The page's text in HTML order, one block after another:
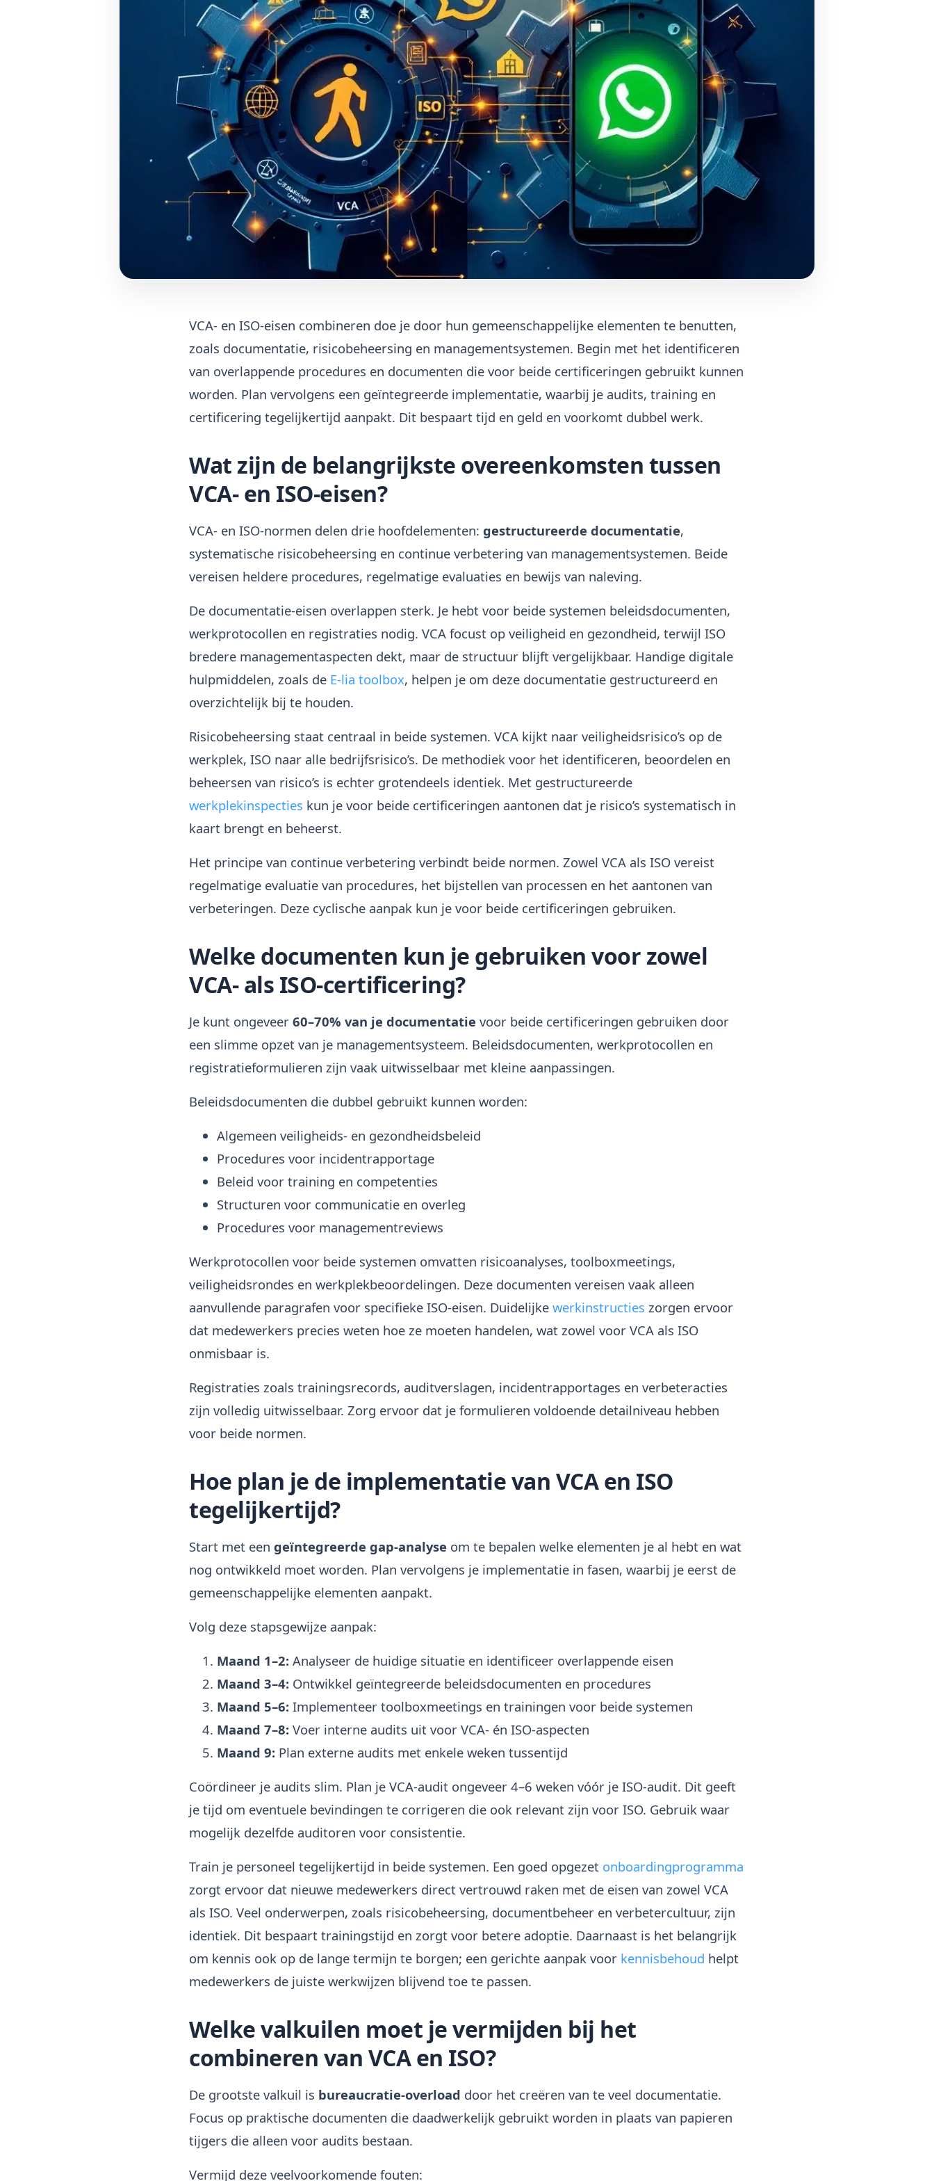
VCA- en ISO-eisen combineren doe je door hun gemeenschappelijke elementen te benutten,
zoals documentatie, risicobeheersing en managementsystemen. Begin met het identificeren
van overlappende procedures en documenten die voor beide certificeringen gebruikt kunnen
worden. Plan vervolgens een geïntegreerde implementatie, waarbij je audits, training en
certificering tegelijkertijd aanpakt. Dit bespaart tijd en geld en voorkomt dubbel werk.
Wat zijn de belangrijkste overeenkomsten tussen
VCA- en ISO-eisen?
VCA- en ISO-normen delen drie hoofdelementen: gestructureerde documentatie,
systematische risicobeheersing en continue verbetering van managementsystemen. Beide
vereisen heldere procedures, regelmatige evaluaties en bewijs van naleving.
De documentatie-eisen overlappen sterk. Je hebt voor beide systemen beleidsdocumenten,
werkprotocollen en registraties nodig. VCA focust op veiligheid en gezondheid, terwijl ISO
bredere managementaspecten dekt, maar de structuur blijft vergelijkbaar. Handige digitale
hulpmiddelen, zoals de E-lia toolbox, helpen je om deze documentatie gestructureerd en
overzichtelijk bij te houden.
Risicobeheersing staat centraal in beide systemen. VCA kijkt naar veiligheidsrisico’s op de
werkplek, ISO naar alle bedrijfsrisico’s. De methodiek voor het identificeren, beoordelen en
beheersen van risico’s is echter grotendeels identiek. Met gestructureerde
werkplekinspecties kun je voor beide certificeringen aantonen dat je risico’s systematisch in
kaart brengt en beheerst.
Het principe van continue verbetering verbindt beide normen. Zowel VCA als ISO vereist
regelmatige evaluatie van procedures, het bijstellen van processen en het aantonen van
verbeteringen. Deze cyclische aanpak kun je voor beide certificeringen gebruiken.
Welke documenten kun je gebruiken voor zowel
VCA- als ISO-certificering?
Je kunt ongeveer 60–70% van je documentatie voor beide certificeringen gebruiken door
een slimme opzet van je managementsysteem. Beleidsdocumenten, werkprotocollen en
registratieformulieren zijn vaak uitwisselbaar met kleine aanpassingen.
Beleidsdocumenten die dubbel gebruikt kunnen worden:
Algemeen veiligheids- en gezondheidsbeleid
Procedures voor incidentrapportage
Beleid voor training en competenties
Structuren voor communicatie en overleg
Procedures voor managementreviews
Werkprotocollen voor beide systemen omvatten risicoanalyses, toolboxmeetings,
veiligheidsrondes en werkplekbeoordelingen. Deze documenten vereisen vaak alleen
aanvullende paragrafen voor specifieke ISO-eisen. Duidelijke werkinstructies zorgen ervoor
dat medewerkers precies weten hoe ze moeten handelen, wat zowel voor VCA als ISO
onmisbaar is.
Registraties zoals trainingsrecords, auditverslagen, incidentrapportages en verbeteracties
zijn volledig uitwisselbaar. Zorg ervoor dat je formulieren voldoende detailniveau hebben
voor beide normen.
Hoe plan je de implementatie van VCA en ISO
tegelijkertijd?
Start met een geïntegreerde gap-analyse om te bepalen welke elementen je al hebt en wat
nog ontwikkeld moet worden. Plan vervolgens je implementatie in fasen, waarbij je eerst de
gemeenschappelijke elementen aanpakt.
Volg deze stapsgewijze aanpak:
Maand 1–2: Analyseer de huidige situatie en identificeer overlappende eisen
Maand 3–4: Ontwikkel geïntegreerde beleidsdocumenten en procedures
Maand 5–6: Implementeer toolboxmeetings en trainingen voor beide systemen
Maand 7–8: Voer interne audits uit voor VCA- én ISO-aspecten
Maand 9: Plan externe audits met enkele weken tussentijd
Coördineer je audits slim. Plan je VCA-audit ongeveer 4–6 weken vóór je ISO-audit. Dit geeft
je tijd om eventuele bevindingen te corrigeren die ook relevant zijn voor ISO. Gebruik waar
mogelijk dezelfde auditoren voor consistentie.
Train je personeel tegelijkertijd in beide systemen. Een goed opgezet onboardingprogramma
zorgt ervoor dat nieuwe medewerkers direct vertrouwd raken met de eisen van zowel VCA
als ISO. Veel onderwerpen, zoals risicobeheersing, documentbeheer en verbetercultuur, zijn
identiek. Dit bespaart trainingstijd en zorgt voor betere adoptie. Daarnaast is het belangrijk
om kennis ook op de lange termijn te borgen; een gerichte aanpak voor kennisbehoud helpt
medewerkers de juiste werkwijzen blijvend toe te passen.
Welke valkuilen moet je vermijden bij het
combineren van VCA en ISO?
De grootste valkuil is bureaucratie-overload door het creëren van te veel documentatie.
Focus op praktische documenten die daadwerkelijk gebruikt worden in plaats van papieren
tijgers die alleen voor audits bestaan.
Vermijd deze veelvoorkomende fouten: